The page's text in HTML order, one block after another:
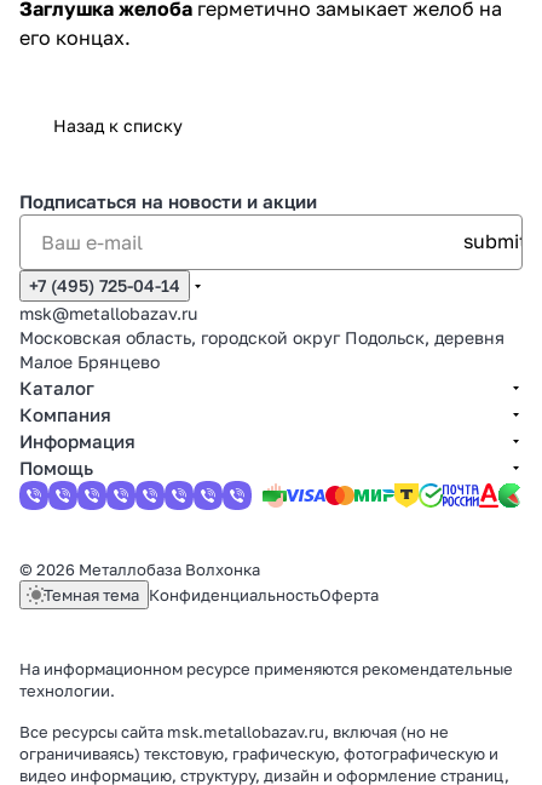
Заглушка желоба герметично замыкает желоб на
его концах.
Назад к списку
Подписаться на новости и акции
+7 (495) 725-04-14
msk@metallobazav.ru
Московская область, городской округ Подольск, деревня
Малое Брянцево
Каталог
Компания
Информация
Помощь
© 2026 Металлобаза Волхонка
Темная тема КонфиденциальностьОферта
На информационном ресурсе применяются рекомендательные
технологии.
Все ресурсы сайта msk.metallobazav.ru, включая (но не
ограничиваясь) текстовую, графическую, фотографическую и
видео информацию, структуру, дизайн и оформление страниц,